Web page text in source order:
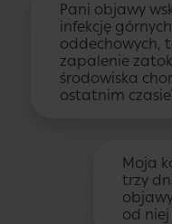
Pani objawy
infekcję
oddechowych,
zapalenie
środowiska
ostatnim
Moja
trzy
od